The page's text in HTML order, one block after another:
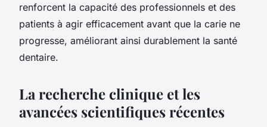
renforcent la capacité des professionnels et des
patients à agir efficacement avant que la carie ne
progresse, améliorant ainsi durablement la santé
dentaire.
La recherche clinique et les
avancées scientifiques récentes